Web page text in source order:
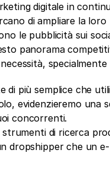
digitale in
di ampliare la
le pubblicità sui
panorama
di più semplice che
evidenzieremo una
concorrenti.
strumenti di ricerca
dropshipper che un